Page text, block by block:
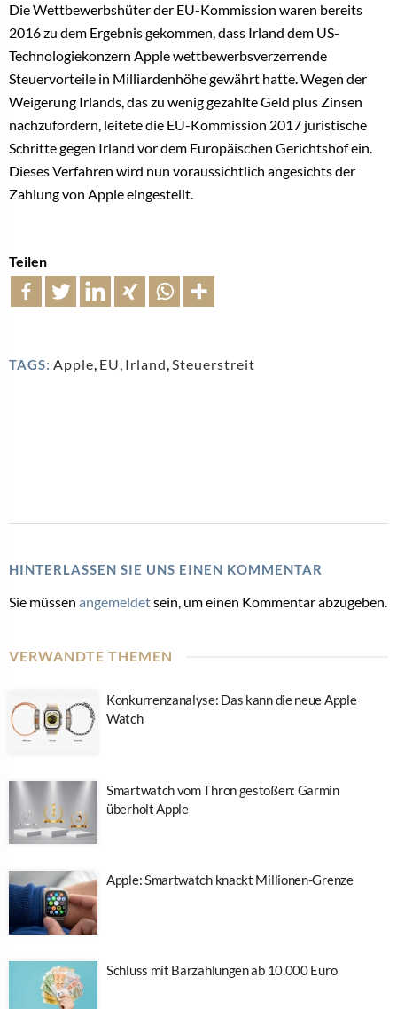
Die Wettbewerbshüter der EU-Kommission waren bereits
2016 zu dem Ergebnis gekommen, dass Irland dem US-
Technologiekonzern Apple wettbewerbsverzerrende
Steuervorteile in Milliardenhöhe gewährt hatte. Wegen der
Weigerung Irlands, das zu wenig gezahlte Geld plus Zinsen
nachzufordern, leitete die EU-Kommission 2017 juristische
Schritte gegen Irland vor dem Europäischen Gerichtshof ein.
Dieses Verfahren wird nun voraussichtlich angesichts der
Zahlung von Apple eingestellt.
Teilen
TAGS: Apple, EU, Irland,Steuerstreit
HINTERLASSEN SIE UNS EINEN KOMMENTAR
Sie müssen angemeldetsein, um einen Kommentar abzugeben.
VERWANDTE THEMEN
Konkurrenzanalyse: Das kann die neue Apple
Watch
Smartwatch vom Thron gestoßen: Garmin
überholt Apple
Apple: Smartwatch knackt Millionen-Grenze
Schluss mit Barzahlungen ab 10.000 Euro